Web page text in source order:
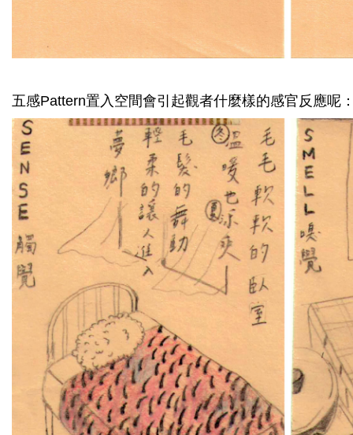
五感Pattern置入空間會引起觀者什麼樣的感官反應呢